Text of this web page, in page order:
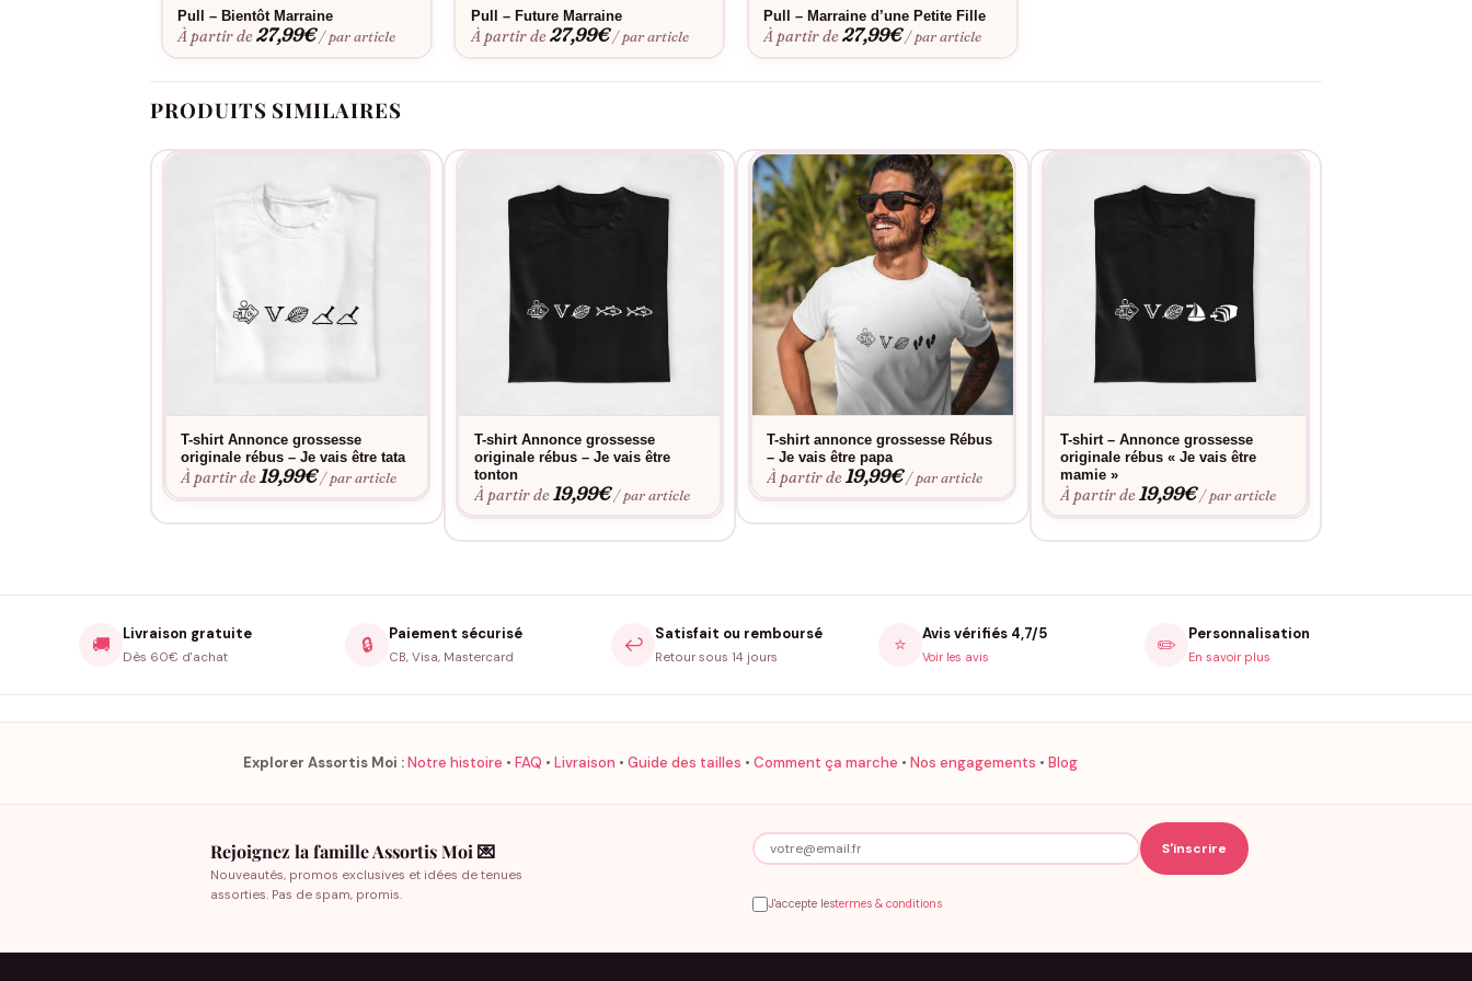
Pull – Bientôt Marraine
À partir de27,99€ / par article
Pull – Future Marraine
À partir de27,99€ / par article
Pull – Marraine d’une Petite Fille
À partir de27,99€ / par article
PRODUITS SIMILAIRES
T-shirt Annonce grossesse
originale rébus – Je vais être tata
À partir de19,99€ / par article
T-shirt Annonce grossesse
originale rébus – Je vais être
tonton
À partir de19,99€ / par article
T-shirt annonce grossesse Rébus
– Je vais être papa
À partir de19,99€ / par article
T-shirt – Annonce grossesse
originale rébus « Je vais être
mamie »
À partir de19,99€ / par article
🚚 Livraison gratuite
Dès 60€ d'achat
🔒 Paiement sécurisé
CB, Visa, Mastercard
↩️ Satisfait ou remboursé
Retour sous 14 jours
⭐ Avis vérifiés 4,7/5
Voir les avis ✏️ Personnalisation
En savoir plus
Explorer Assortis Moi :Notre histoire • FAQ • Livraison • Guide des tailles • Comment ça marche • Nos engagements • Blog
Rejoignez la famille Assortis Moi 💌
Nouveautés, promos exclusives et idées de tenues
assorties. Pas de spam, promis.
J'accepte lestermes & conditions